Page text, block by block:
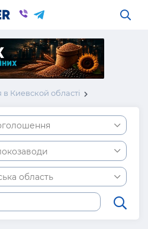
Киевской області
область